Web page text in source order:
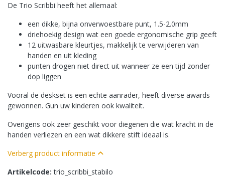
De Trio Scribbi heeft het allemaal:
een dikke, bijna onverwoestbare punt, 1.5-2.0mm
driehoekig design wat een goede ergonomische grip geeft
12 uitwasbare kleurtjes, makkelijk te verwijderen van
handen en uit kleding
punten drogen niet direct uit wanneer ze een tijd zonder
dop liggen
Vooral de deskset is een echte aanrader, heeft diverse awards
gewonnen. Gun uw kinderen ook kwaliteit.
Overigens ook zeer geschikt voor diegenen die wat kracht in de
handen verliezen en een wat dikkere stift ideaal is.
Verberg product informatie
Artikelcode:trio_scribbi_stabilo